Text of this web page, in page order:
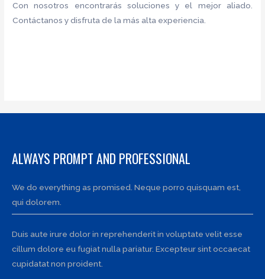
Con nosotros encontrarás soluciones y el mejor aliado.
Contáctanos y disfruta de la más alta experiencia.
ALWAYS PROMPT AND PROFESSIONAL
We do everything as promised. Neque porro quisquam est,
qui dolorem.
Duis aute irure dolor in reprehenderit in voluptate velit esse
cillum dolore eu fugiat nulla pariatur. Excepteur sint occaecat
cupidatat non proident.